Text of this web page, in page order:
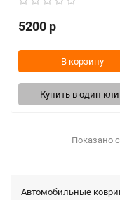
5200 р
В корзину
Купить в один
Показано
Автомобильные